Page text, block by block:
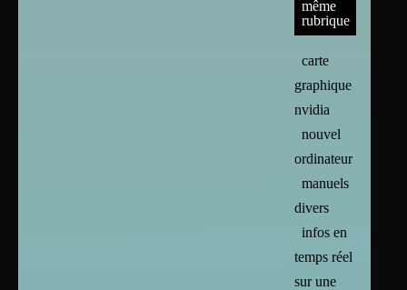
même
rubrique
carte
graphique :
nvidia
nouvel
ordinateur
manuels
divers
infos en
temps réel
sur une